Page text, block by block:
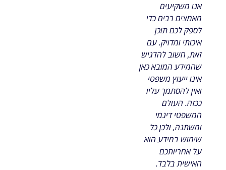
אנו משקיעים
מאמצים רבים כדי
לספק לכם תוכן
איכותי ומדויק. עם
זאת, חשוב להדגיש
שהמידע המובא כאן
אינו ייעוץ משפטי
ואין להסתמך עליו
ככזה. העולם
המשפטי דינמי
ומשתנה, ולכן כל
שימוש במידע הוא
על אחריותכם
האישית בלבד.